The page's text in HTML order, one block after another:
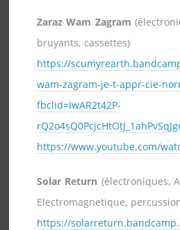
Zaraz Wam Zagram
bruyants, cassettes)
https://
wam-zagram-je-t-appr-cie-
fbclid=IwAR2t42P-
https://www.youtube.com/
Solar Return (électroniques,
Electromagnetique,
https://